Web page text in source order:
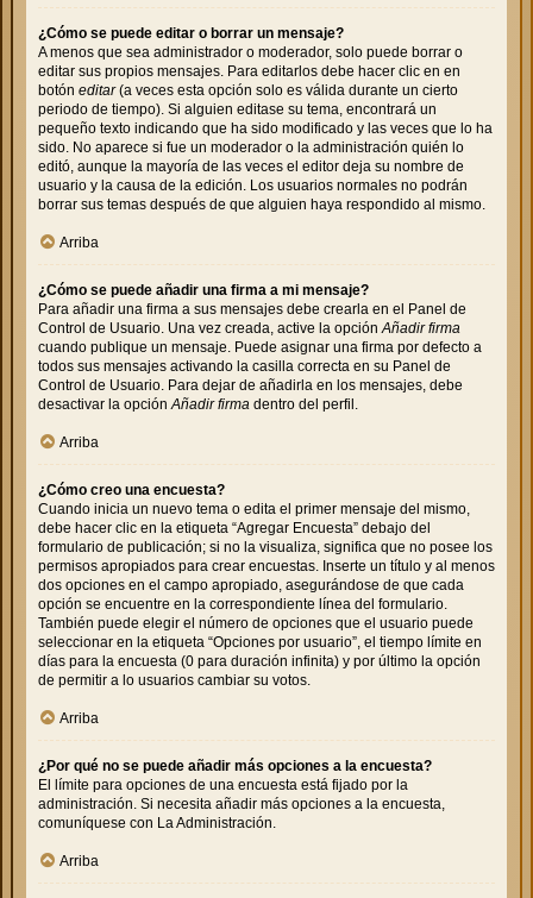
¿Cómo se puede editar o borrar un mensaje?
A menos que sea administrador o moderador, solo puede borrar o
editar sus propios mensajes. Para editarlos debe hacer clic en en
botón editar(a veces esta opción solo es válida durante un cierto
periodo de tiempo). Si alguien editase su tema, encontrará un
pequeño texto indicando que ha sido modificado y las veces que lo ha
sido. No aparece si fue un moderador o la administración quién lo
editó, aunque la mayoría de las veces el editor deja su nombre de
usuario y la causa de la edición. Los usuarios normales no podrán
borrar sus temas después de que alguien haya respondido al mismo.
Arriba
¿Cómo se puede añadir una firma a mi mensaje?
Para añadir una firma a sus mensajes debe crearla en el Panel de
Control de Usuario. Una vez creada, active la opción Añadir firma
cuando publique un mensaje. Puede asignar una firma por defecto a
todos sus mensajes activando la casilla correcta en su Panel de
Control de Usuario. Para dejar de añadirla en los mensajes, debe
desactivar la opción Añadir firma dentro del perfil.
Arriba
¿Cómo creo una encuesta?
Cuando inicia un nuevo tema o edita el primer mensaje del mismo,
debe hacer clic en la etiqueta “Agregar Encuesta” debajo del
formulario de publicación; si no la visualiza, significa que no posee los
permisos apropiados para crear encuestas. Inserte un título y al menos
dos opciones en el campo apropiado, asegurándose de que cada
opción se encuentre en la correspondiente línea del formulario.
También puede elegir el número de opciones que el usuario puede
seleccionar en la etiqueta “Opciones por usuario”, el tiempo límite en
días para la encuesta (0 para duración infinita) y por último la opción
de permitir a lo usuarios cambiar su votos.
Arriba
¿Por qué no se puede añadir más opciones a la encuesta?
El límite para opciones de una encuesta está fijado por la
administración. Si necesita añadir más opciones a la encuesta,
comuníquese con La Administración.
Arriba